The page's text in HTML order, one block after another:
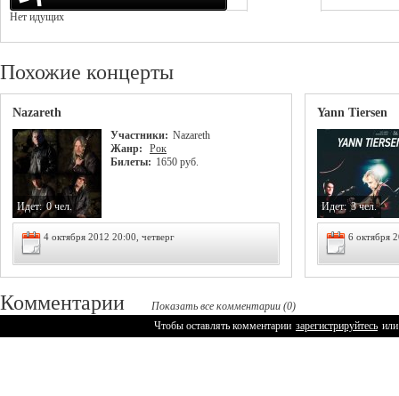
Нет идущих
Похожие концерты
Nazareth
Участники: Nazareth
Жанр:
Рок
Билеты: 1650 руб.
Идет: 0 чел.
4 октября 2012 20:00, четверг
Yann Tiersen
Идет: 3 чел.
6 октября
Комментарии
Показать все комментарии (0)
Чтобы оставлять комментарии зарегистрируйтесь или